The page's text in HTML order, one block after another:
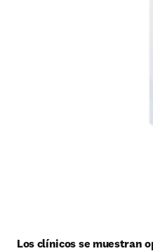
Los clínicos se muestran